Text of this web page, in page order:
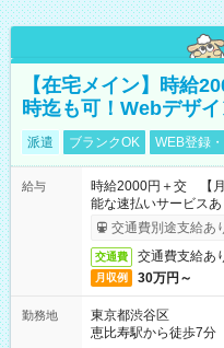
【在宅メイン】時給
時迄も可！Webデザ
派遣 ブランクOK WEB登録
給与
時給2000円＋交 【
能な速払いサービスあ
交通費別途支給あ
交通費 交通費支給あ
月収例 30万円～
勤務地
東京都渋谷区
恵比寿駅から徒歩7分